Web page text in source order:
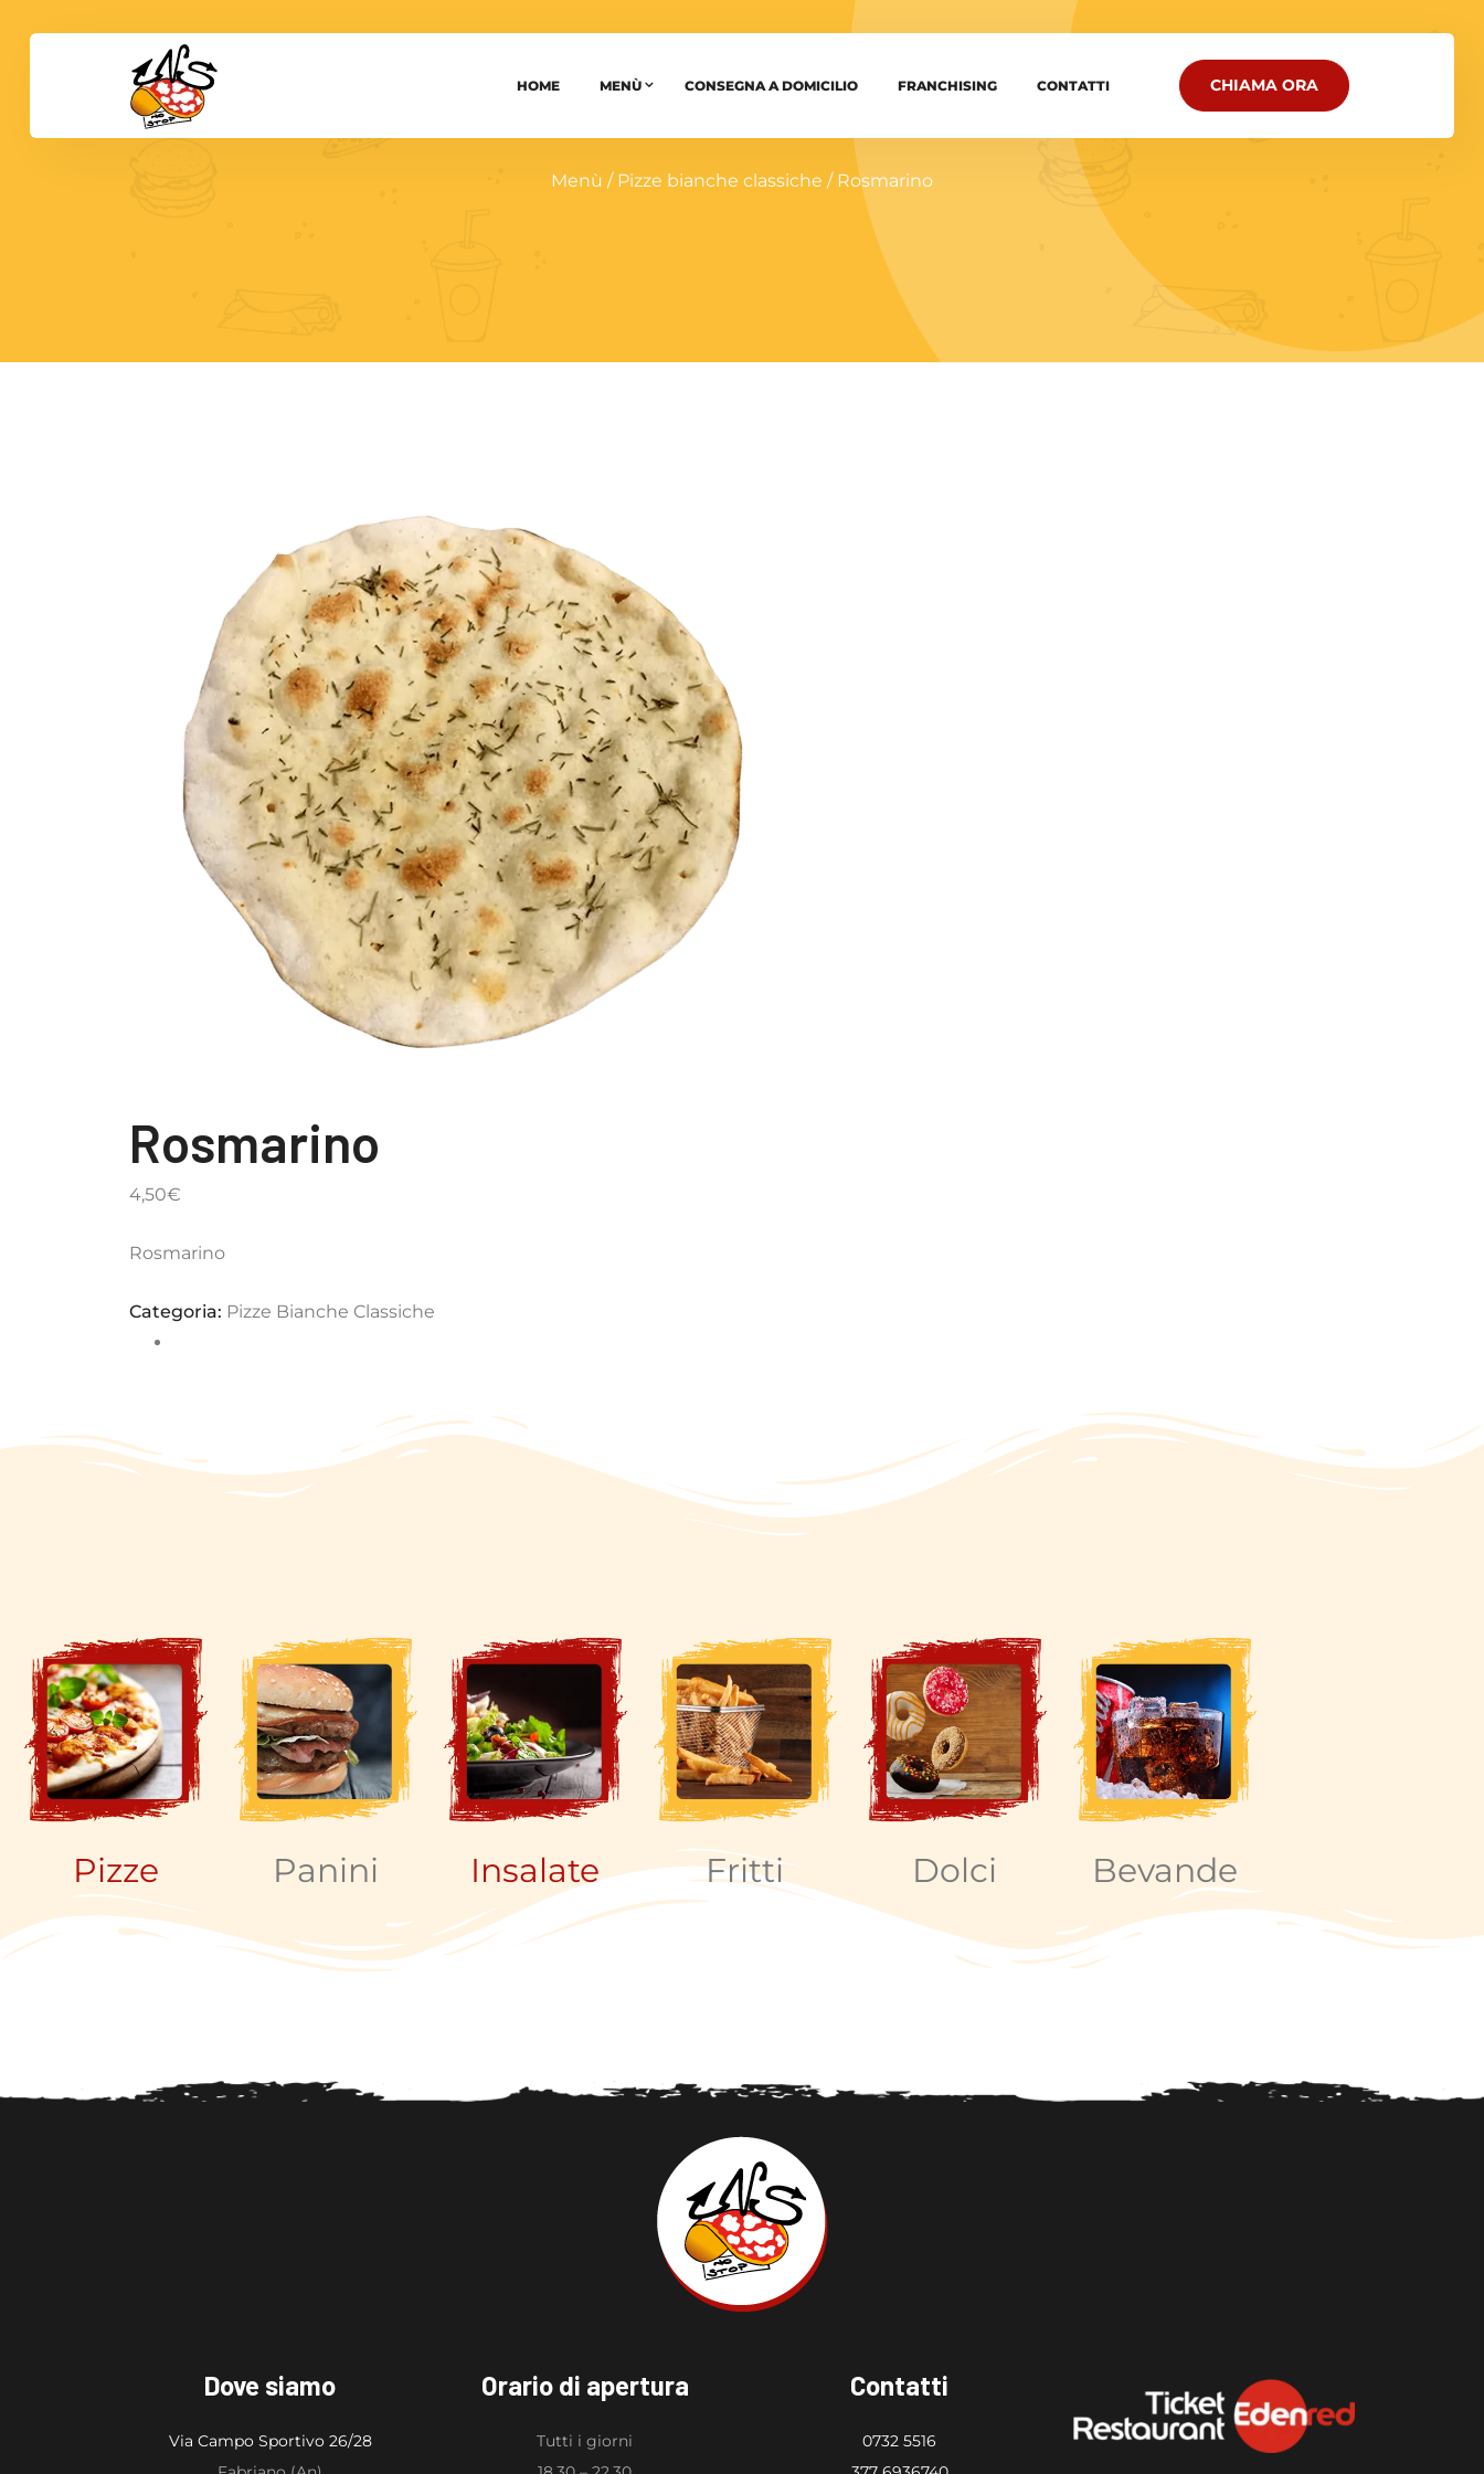
HOME MENÙ CONSEGNA A DOMICILIO FRANCHISING CONTATTI CHIAMA ORA
Menù / Pizze bianche classiche / Rosmarino
Rosmarino
4,50€
Rosmarino
Categoria: Pizze Bianche Classiche
Pizze Panini Insalate Fritti Dolci Bevande
Dove siamo
Via Campo Sportivo 26/28
Orario di apertura
Tutti i giorni
Contatti
0732 5516